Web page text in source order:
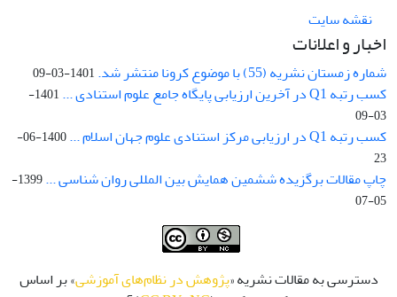
نقشه سایت
اخبار و اعلانات
شماره زمستان نشریه (55) با موضوع کرونا منتشر شد. 1401-03-09
کسب رتبه Q1 در آخرین ارزیابی پایگاه جامع علوم استنادی ...
1401-
03-09
کسب رتبه Q1 در ارزیابی مرکز استنادی علوم جهان اسلام ...
1400-06-
23
چاپ مقالات برگزیده ششمین همایش بین المللی روان شناسی ...
1399-
05-07
دسترسی به مقالات نشریه «پژوهش در نظام‌های آموزشی» بر اساس